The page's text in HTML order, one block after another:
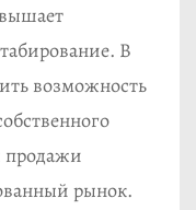
В
возможность
продажи
рынок.